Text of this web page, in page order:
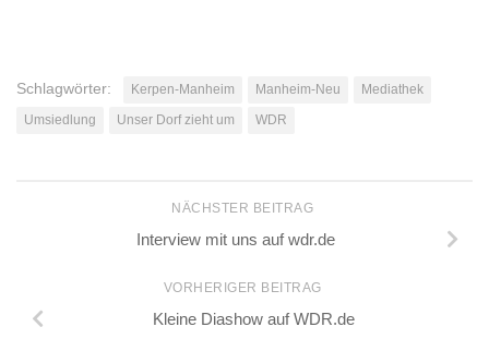
Schlagwörter: Kerpen-Manheim Manheim-Neu
Mediathek
Umsiedlung
Unser Dorf zieht um WDR
NÄCHSTER BEITRAG
Interview mit uns auf wdr.de
VORHERIGER BEITRAG
Kleine Diashow auf WDR.de